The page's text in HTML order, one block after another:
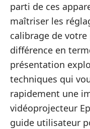
parti de ces
maîtriser les
calibrage de
différence en
présentation
techniques qui
rapidement une
vidéoprojecteur
guide utilisateur